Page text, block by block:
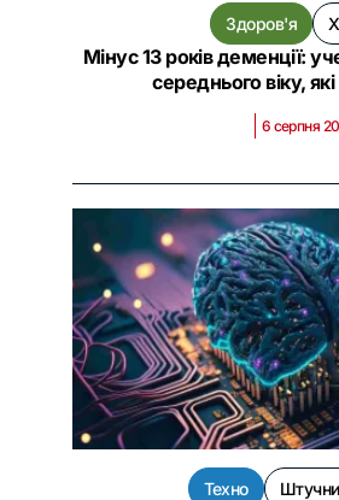
Здоров'я
Мінус 13 років деменції:
середнього віку,
6 серпня
Техно